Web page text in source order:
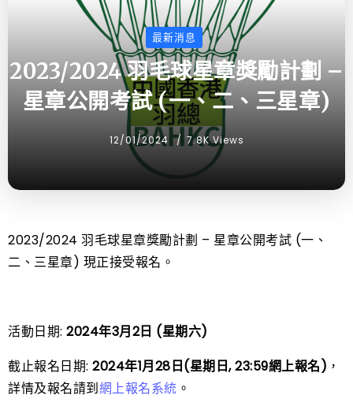
最新消息
2023/2024 羽毛球星章獎勵計劃 –
星章公開考試 (一、二、三星章)
12/01/2024 7.8K Views
2023/2024 羽毛球星章獎勵計劃 – 星章公開考試 (一、
二、三星章) 現正接受報名。
活動日期: 2024年3月2日 (星期六)
截止報名日期: 2024年1月28日(星期日, 23:59網上報名) ，
詳情及報名請到網上報名系統 。